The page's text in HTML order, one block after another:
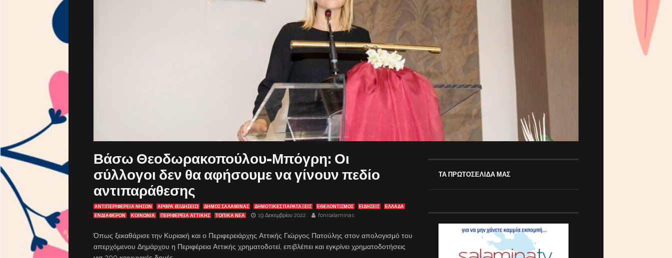
Βάσω Θεοδωρακοπούλου-Μπόγρη: Οι
σύλλογοι δεν θα αφήσουμε να γίνουν πεδίο
αντιπαράθεσης
ΑΝΤΙΠΕΡΙΦΈΡΕΙΑ ΝΉΣΩΝ ΑΡΘΡΑ (ΕΙΔΗΣΕΙΣ) ΔΗΜΟΣ ΣΑΛΑΜΙΝΑΣ ΔΗΜΟΤΙΚΕΣ ΠΑΡΑΤΑΞΕΙΣ ΕΘΕΛΟΝΤΙΣΜΟΣ ΕΙΔΗΣΕΙΣ
ΕΛΛΑΔΑ
ΕΝΔΙΑΦΈΡΟΝ
ΚΟΙΝΩΝΙΑ ΠΕΡΙΦΕΡΕΙΑ ΑΤΤΙΚΗΣ ΤΟΠΙΚΑ ΝΕΑ 19 Δεκεμβρίου 2022 fonisalaminas
Όπως ξεκαθάρισε την Κυριακή και ο Περιφερειάρχης Αττικής Γιώργος Πατούλης στον απολογισμό του
απερχόμενου Δημάρχου η Περιφέρεια Αττικής χρηματοδοτεί, επιβλέπει και εγκρίνει χρηματοδοτήσεις
ΤΑ ΠΡΩΤΟΣΕΛΙΔΑ ΜΑΣ